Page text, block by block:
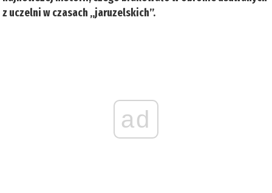
z uczelni w czasach „jaruzelskich”.
ad